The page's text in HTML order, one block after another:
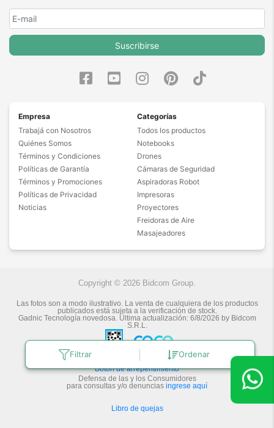
Filtrar Ordenar
Suscribirse
Empresa
Trabajá con Nosotros
Quiénes Somos
Términos y Condiciones
Políticas de Garantía
Términos y Promociones
Políticas de Privacidad
Noticias
Categorías
Todos los productos
Notebooks
Drones
Cámaras de Seguridad
Aspiradoras Robot
Impresoras
Proyectores
Freidoras de Aire
Masajeadores
Copyright © 2026 Bidcom Group.
Las fotos son a modo ilustrativo. La venta de cualquiera de los productos
publicados está sujeta a la verificación de stock.
Gadnic Tecnología novedosa. Última actualización: 6/8/2026 by Bidcom
S.R.L.
Botón de arrepentimiento
Defensa de las y los Consumidores
para consultas y/o denuncias ingrese aquí
Libro de quejas